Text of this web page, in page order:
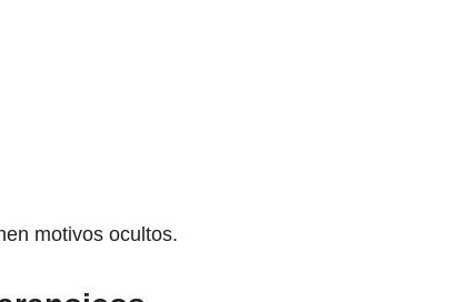
motivos ocultos.